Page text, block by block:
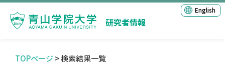
研究者情報
English
TOPページ > 検索結果一覧